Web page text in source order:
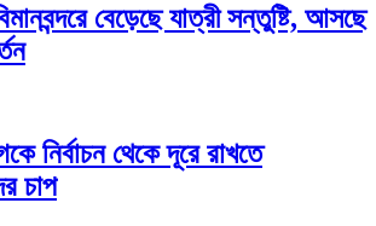
বেড়েছে যাত্রী সন্তুষ্টি, আসছে
নির্বাচন থেকে দূরে রাখতে
চাপ